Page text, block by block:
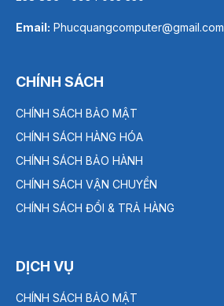
Email: Phucquangcomputer@gmail.com
CHÍNH SÁCH
CHÍNH SÁCH BẢO MẬT
CHÍNH SÁCH HÀNG HÓA
CHÍNH SÁCH BẢO HÀNH
CHÍNH SÁCH VẬN CHUYỂN
CHÍNH SÁCH ĐỔI & TRẢ HÀNG
DỊCH VỤ
CHÍNH SÁCH BẢO MẬT